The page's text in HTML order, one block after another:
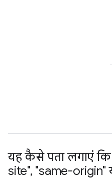
यह कैसे पता लगाएं
site", "same-origin"